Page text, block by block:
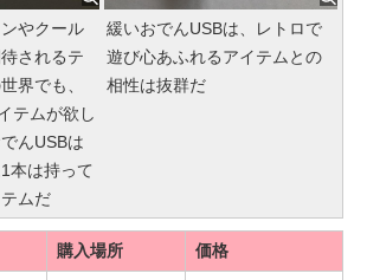
やクール
されるテ
界でも、
テムが欲し
んUSBは
本は持って
ムだ
緩いおでんUSBは、レトロで
遊び心あふれるアイテムとの
相性は抜群だ
購入場所 価格